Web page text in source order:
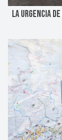
LA URGENCIA